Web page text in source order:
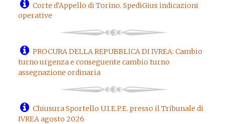
Corte d'Appello di Torino. SpediGius indicazioni
operative
PROCURA DELLA REPUBBLICA DI IVREA: Cambio
turno urgenza e conseguente cambio turno
assegnazione ordinaria
Chiusura Sportello U.I.E.P.E. presso il Tribunale di
IVREA agosto 2026